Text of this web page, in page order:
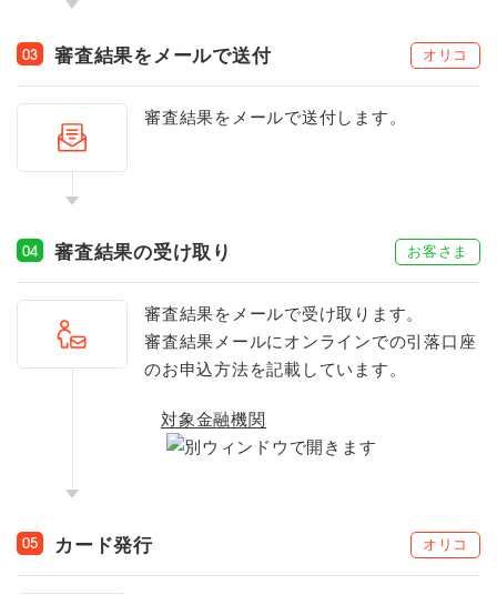
03 審査結果をメールで送付 オリコ
審査結果をメールで送付します。
04 審査結果の受け取り お客さま
審査結果をメールで受け取ります。
審査結果メールにオンラインでの引落口座
のお申込方法を記載しています。
対象金融機関
05 カード発行 オリコ